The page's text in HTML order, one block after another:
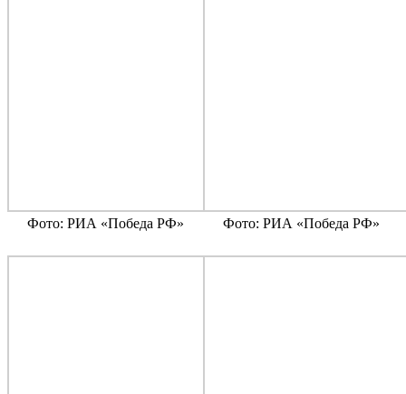
Фото: РИА «Победа РФ» Фото: РИА «Победа РФ»